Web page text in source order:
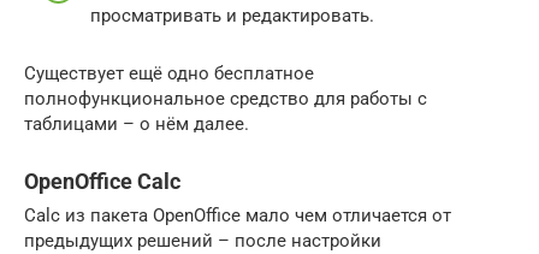
просматривать и редактировать.
Существует ещё одно бесплатное
полнофункциональное средство для работы с
таблицами – о нём далее.
OpenOffice Calc
Calc из пакета OpenOffice мало чем отличается от
предыдущих решений – после настройки